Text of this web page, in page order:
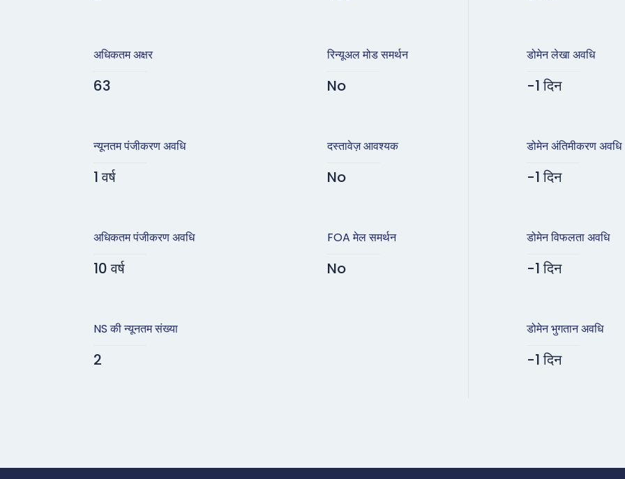
अधिकतम अक्षर
63
न्यूनतम पंजीकरण अवधि
1 वर्ष
अधिकतम पंजीकरण अवधि
10 वर्ष
NS की न्यूनतम संख्या
2
रिन्यूअल मोड समर्थन
No
दस्तावेज़ आवश्यक
No
FOA मेल समर्थन
No
डोमेन लेखा अवधि
-1 दिन
डोमेन अंतिमीकरण अवधि
-1 दिन
डोमेन विफलता अवधि
-1 दिन
डोमेन भुगतान अवधि
-1 दिन